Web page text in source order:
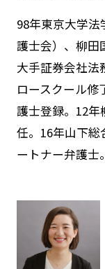
98年東京大学
護士会）、柳田
大手証券会社法
ロースクール修
護士登録。12
任。16年山下
ートナー弁護士。